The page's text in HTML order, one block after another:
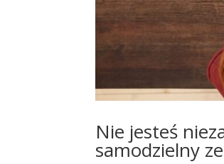
Nie jesteś
samodzielny